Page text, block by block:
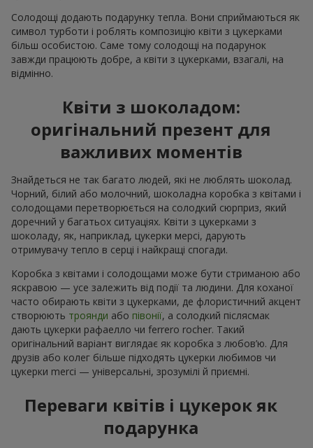
Солодощі додають подарунку тепла. Вони сприймаються як
символ турботи і роблять композицію квіти з цукерками
більш особистою. Саме тому солодощі на подарунок
завжди працюють добре, а квіти з цукерками, взагалі, на
відмінно.
Квіти з шоколадом:
оригінальний презент для
важливих моментів
Знайдеться не так багато людей, які не люблять шоколад.
Чорний, білий або молочний, шоколадна коробка з квітами і
солодощами перетворюється на солодкий сюрприз, який
доречний у багатьох ситуаціях. Квіти з цукерками з
шоколаду, як, наприклад, цукерки мерсі, дарують
отримувачу тепло в серці і найкращі спогади.
Коробка з квітами і солодощами може бути стриманою або
яскравою — усе залежить від події та людини. Для коханої
часто обирають квіти з цукерками, де флористичний акцент
створюють троянди або півонії, а солодкий післясмак
дають цукерки рафаелло чи ferrero rocher. Такий
оригінальний варіант виглядає як коробка з любов’ю. Для
друзів або колег більше підходять цукерки любимов чи
цукерки merci — універсальні, зрозумілі й приємні.
Переваги квітів і цукерок як
подарунка